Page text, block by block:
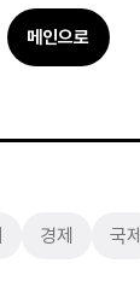
메인으로
경제 국제